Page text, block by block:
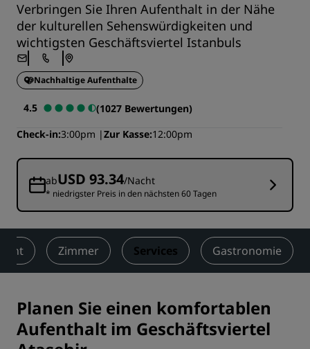
Verbringen Sie Ihren Aufenthalt in der Nähe
der kulturellen Sehenswürdigkeiten und
wichtigsten Geschäftsviertel Istanbuls
Nachhaltige Aufenthalte
4.5
(1027 Bewertungen)
Check-in 3:00pm Zur Kasse 12:00pm
abUSD 93.34/Nacht
* niedrigster Preis in den nächsten 60 Tagen
Zimmer Services Gastronomie
Planen Sie einen komfortablen
Aufenthalt im Geschäftsviertel